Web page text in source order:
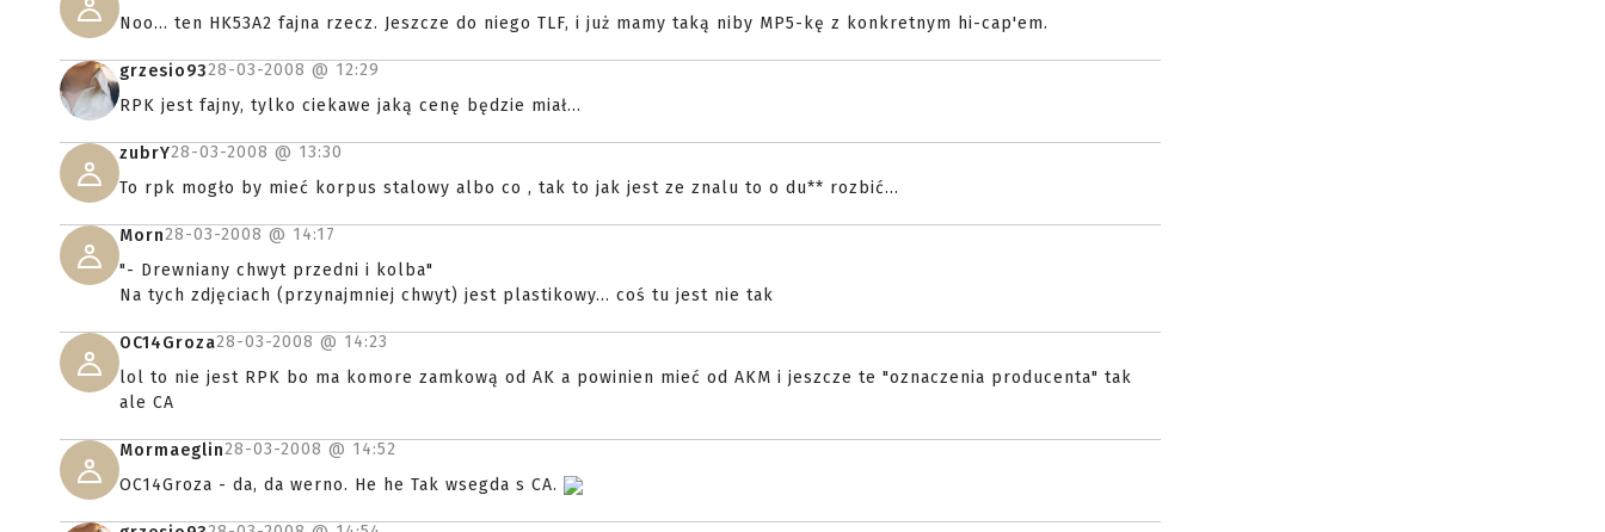
Noo... ten HK53A2 fajna rzecz. Jeszcze do niego TLF, i już mamy taką niby MP5-kę z konkretnym hi-cap'em.
grzesio9328-03-2008 @ 12:29
RPK jest fajny, tylko ciekawe jaką cenę będzie miał...
zubrY28-03-2008 @ 13:30
To rpk mogło by mieć korpus stalowy albo co , tak to jak jest ze znalu to o du** rozbić...
Morn28-03-2008 @ 14:17
"- Drewniany chwyt przedni i kolba"
Na tych zdjęciach (przynajmniej chwyt) jest plastikowy... coś tu jest nie tak
OC14Groza28-03-2008 @ 14:23
lol to nie jest RPK bo ma komore zamkową od AK a powinien mieć od AKM i jeszcze te "oznaczenia producenta" tak
ale CA
Mormaeglin28-03-2008 @ 14:52
OC14Groza - da, da werno. He he Tak wsegda s CA.